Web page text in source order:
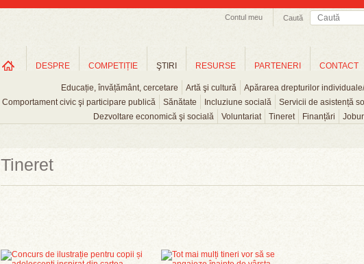
Caută
Contul meu
DESPRE COMPETIȚIE ŞTIRI
Educație, învățământ, cercetare Artă şi cultură
Apărarea drepturilor
Comportament civic şi participare publică
Sănătate Incluziune socială Servicii de asistență
Dezvoltare economică şi socială
Voluntariat Tineret Finanțări
RESURSE PARTENERI CONTACT
Tineret